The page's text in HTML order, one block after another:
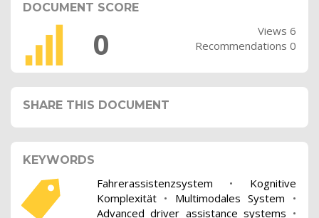
DOCUMENT SCORE
0
Views 6
Recommendations 0
SHARE THIS DOCUMENT
KEYWORDS
Fahrerassistenzsystem • Kognitive
Komplexität• Multimodales System •
Advanced driver assistance systems •